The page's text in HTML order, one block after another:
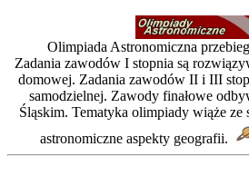
Olimpiada Astronomiczna
Zadania zawodów I stopnia są
domowej. Zadania zawodów II i III
samodzielnej. Zawody finałowe
Śląskim. Tematyka olimpiady wiąże ze
astronomiczne aspekty geografii.